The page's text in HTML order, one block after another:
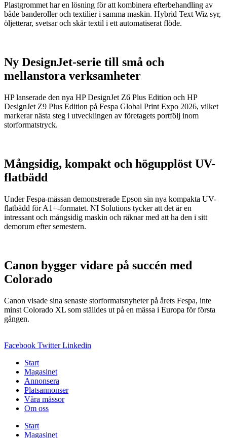
Plastgrommet har en lösning för att kombinera efterbehandling av
både banderoller och textilier i samma maskin. Hybrid Text Wiz syr,
öljetterar, svetsar och skär textil i ett automatiserat flöde.
Ny DesignJet-serie till små och
mellanstora verksamheter
HP lanserade den nya HP DesignJet Z6 Plus Edition och HP
DesignJet Z9 Plus Edition på Fespa Global Print Expo 2026, vilket
markerar nästa steg i utvecklingen av företagets portfölj inom
storformatstryck.
Mångsidig, kompakt och högupplöst UV-
flatbädd
Under Fespa-mässan demonstrerade Epson sin nya kompakta UV-
flatbädd för A1+-formatet. NI Solutions tycker att det är en
intressant och mångsidig maskin och räknar med att ha den i sitt
demorum efter semestern.
Canon bygger vidare på succén med
Colorado
Canon visade sina senaste storformatsnyheter på årets Fespa, inte
minst Colorado XL som ställdes ut på en mässa i Europa för första
gången.
Facebook Twitter Linkedin
Start
Magasinet
Annonsera
Platsannonser
Våra mässor
Om oss
Start
Magasinet